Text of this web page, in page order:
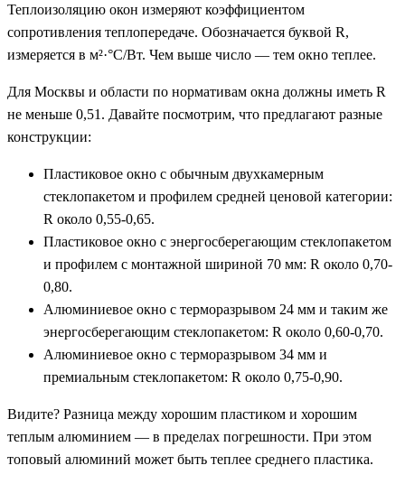
Теплоизоляцию окон измеряют коэффициентом
сопротивления теплопередаче. Обозначается буквой R,
измеряется в м²·°C/Вт. Чем выше число — тем окно теплее.
Для Москвы и области по нормативам окна должны иметь R
не меньше 0,51. Давайте посмотрим, что предлагают разные
конструкции:
Пластиковое окно с обычным двухкамерным
стеклопакетом и профилем средней ценовой категории:
R около 0,55-0,65.
Пластиковое окно с энергосберегающим стеклопакетом
и профилем с монтажной шириной 70 мм: R около 0,70-
0,80.
Алюминиевое окно с терморазрывом 24 мм и таким же
энергосберегающим стеклопакетом: R около 0,60-0,70.
Алюминиевое окно с терморазрывом 34 мм и
премиальным стеклопакетом: R около 0,75-0,90.
Видите? Разница между хорошим пластиком и хорошим
теплым алюминием — в пределах погрешности. При этом
топовый алюминий может быть теплее среднего пластика.